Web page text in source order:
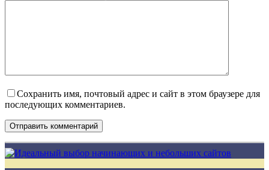
Сохранить имя, почтовый адрес и сайт в этом браузере для
последующих комментариев.
Отправить комментарий